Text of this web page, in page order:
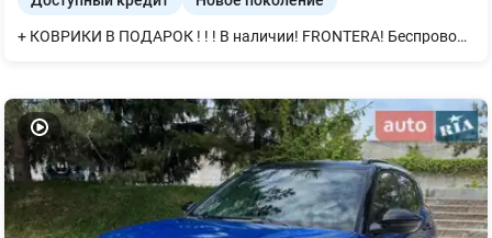
+ КОВРИКИ В ПОДАРОК ! ! ! В наличии! FRONTERA! Беспроводной Android Auto/Apple Car Play. Новая большая мультимедиа 10" Цифровая панель приборов! Покупай в OPEL VIPOS!!! Будь среди лучших! Приглашаем! Тест-драйв